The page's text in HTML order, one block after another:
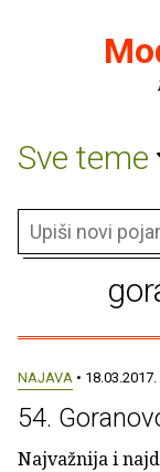
Sve teme
NAJAVA • 18.03.2017.
54.
Najvažnija i